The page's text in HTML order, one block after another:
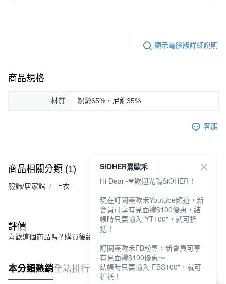
顯示電腦版詳細說明
商品規格
材質 嫘縈65%，尼龍35%
客服
商品相關分類 (1)
服飾/居家館 上衣
評價
喜歡這個商品嗎？購買後給他一個好評吧
本分類熱銷全站排行
SIOHER熹歐禾
Hi Dear~❤歡迎光臨SiOHER！
現在訂閱熹歐禾Youtube頻道，新
會員可享有見面禮$100優惠，結
帳時只要輸入"YT100"，就可折
抵！
訂閱熹歐禾FB粉專，新會員可享
有見面禮$100優惠～
結帳時只要輸入“FBS100"，就可
折抵！